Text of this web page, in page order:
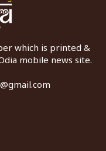
which is printed &
mobile news site.